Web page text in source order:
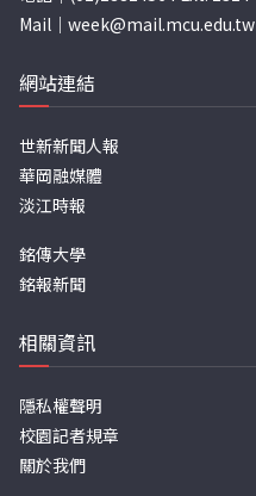
Mail｜ week@mail.mcu.edu.tw
網站連結
世新新聞人報
華岡融媒體
淡江時報
銘傳大學
銘報新聞
相關資訊
隱私權聲明
校園記者規章
關於我們